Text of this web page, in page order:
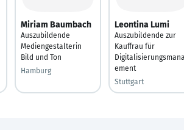
Miriam Baumbach
Auszubildende
Mediengestalterin
Bild und Ton
Hamburg
Leontina Lumi
Auszubildende zur
Kauffrau für
ement
Stuttgart